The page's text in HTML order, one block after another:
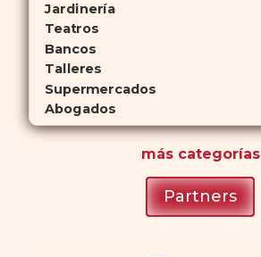
Jardinería
Teatros
Bancos
Talleres
Supermercados
Abogados
máscategorías
Partners